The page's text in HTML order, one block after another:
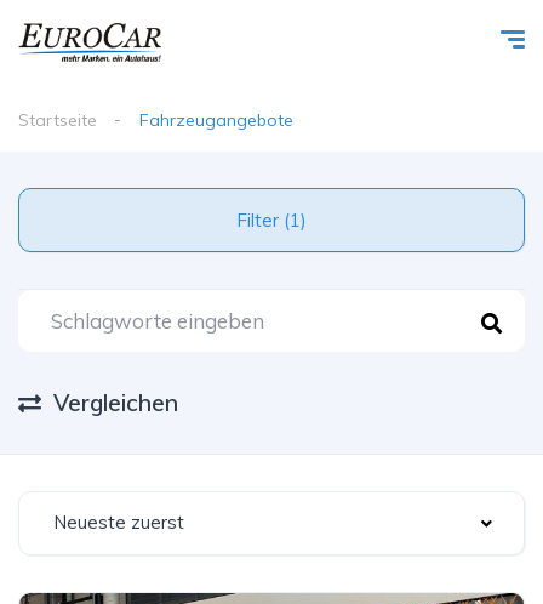
Startseite Fahrzeugangebote
Filter (1)
Vergleichen
Neueste zuerst